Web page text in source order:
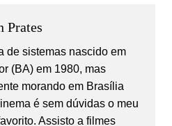
Prates
de sistemas nascido em
(BA) em 1980, mas
morando em Brasília
é sem dúvidas o meu
Assisto a filmes